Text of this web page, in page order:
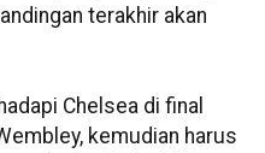
terakhir akan
Chelsea di final
kemudian harus